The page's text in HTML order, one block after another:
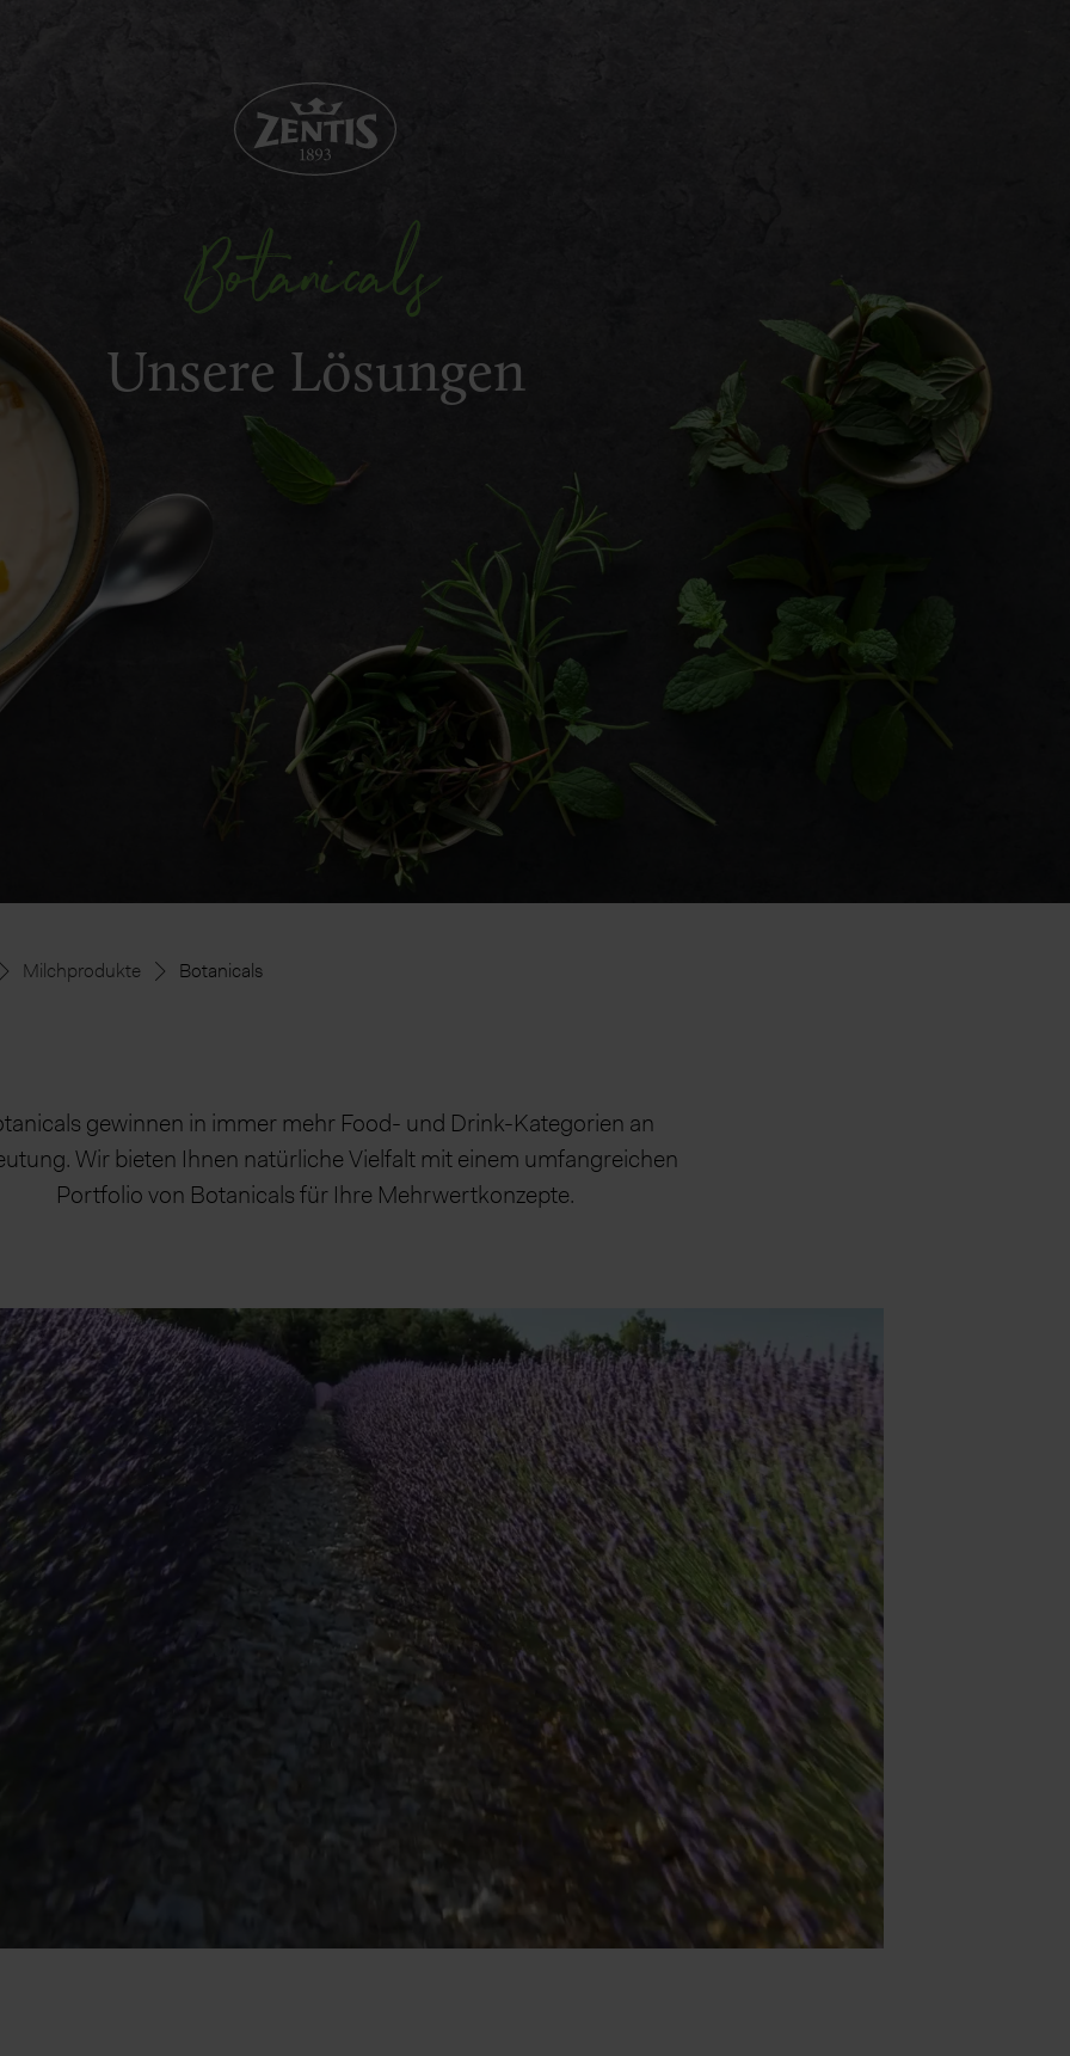
Botanicals
Unsere Lösungen
Milchprodukte Botanicals
gewinnen in immer mehr Food- und Drink-Kategorien an
Wir bieten Ihnen natürliche Vielfalt mit einem umfangreichen
Portfolio von Botanicals für Ihre Mehrwertkonzepte.